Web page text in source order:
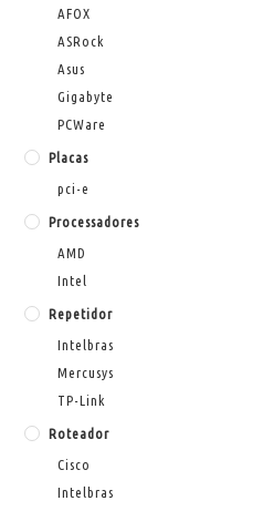
AFOX
ASRock
Asus
Gigabyte
PCWare
Placas
pci-e
Processadores
AMD
Intel
Repetidor
Intelbras
Mercusys
TP-Link
Roteador
Cisco
Intelbras